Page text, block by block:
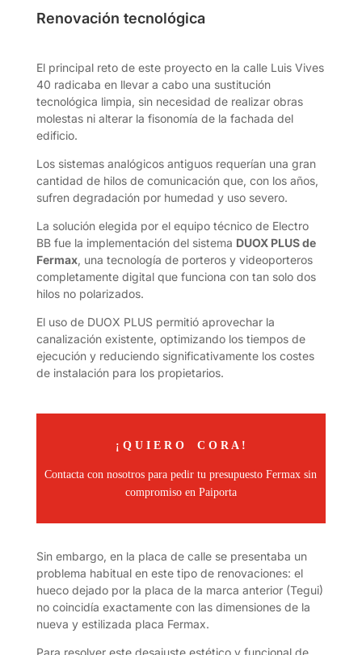
Renovación tecnológica
El principal reto de este proyecto en la calle Luis Vives
40 radicaba en llevar a cabo una sustitución
tecnológica limpia, sin necesidad de realizar obras
molestas ni alterar la fisonomía de la fachada del
edificio.
Los sistemas analógicos antiguos requerían una gran
cantidad de hilos de comunicación que, con los años,
sufren degradación por humedad y uso severo.
La solución elegida por el equipo técnico de Electro
BB fue la implementación del sistema DUOX PLUS de
Fermax, una tecnología de porteros y videoporteros
completamente digital que funciona con tan solo dos
hilos no polarizados.
El uso de DUOX PLUS permitió aprovechar la
canalización existente, optimizando los tiempos de
ejecución y reduciendo significativamente los costes
de instalación para los propietarios.
¡ Q U I E R O C O R A !
Contacta con nosotros para pedir tu presupuesto Fermax sin
compromiso en Paiporta
Sin embargo, en la placa de calle se presentaba un
problema habitual en este tipo de renovaciones: el
hueco dejado por la placa de la marca anterior (Tegui)
no coincidía exactamente con las dimensiones de la
nueva y estilizada placa Fermax.
Para resolver este desajuste estético y funcional de